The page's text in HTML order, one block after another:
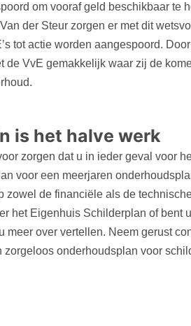
om vooraf geld beschikbaar te
der Steur zorgen er met dit
tot actie worden aangespoord.
de VvE gemakkelijk waar zij de
is het halve werk
zorgen dat u in ieder geval voor
voor een meerjaren
zowel de financiële als de
het Eigenhuis Schilderplan of bent
meer over vertellen. Neem gerust
zorgeloos onderhoudsplan voor